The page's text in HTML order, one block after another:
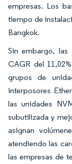
empresas. Los
tiempo de
Bangkok.
Sin embargo, las
CAGR del
grupos de
interposores
las unidades
subutilizada y
asignan
atendiendo las
las empresas de